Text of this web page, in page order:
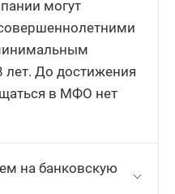
могут
лет. До достижения
в МФО нет
на банковскую